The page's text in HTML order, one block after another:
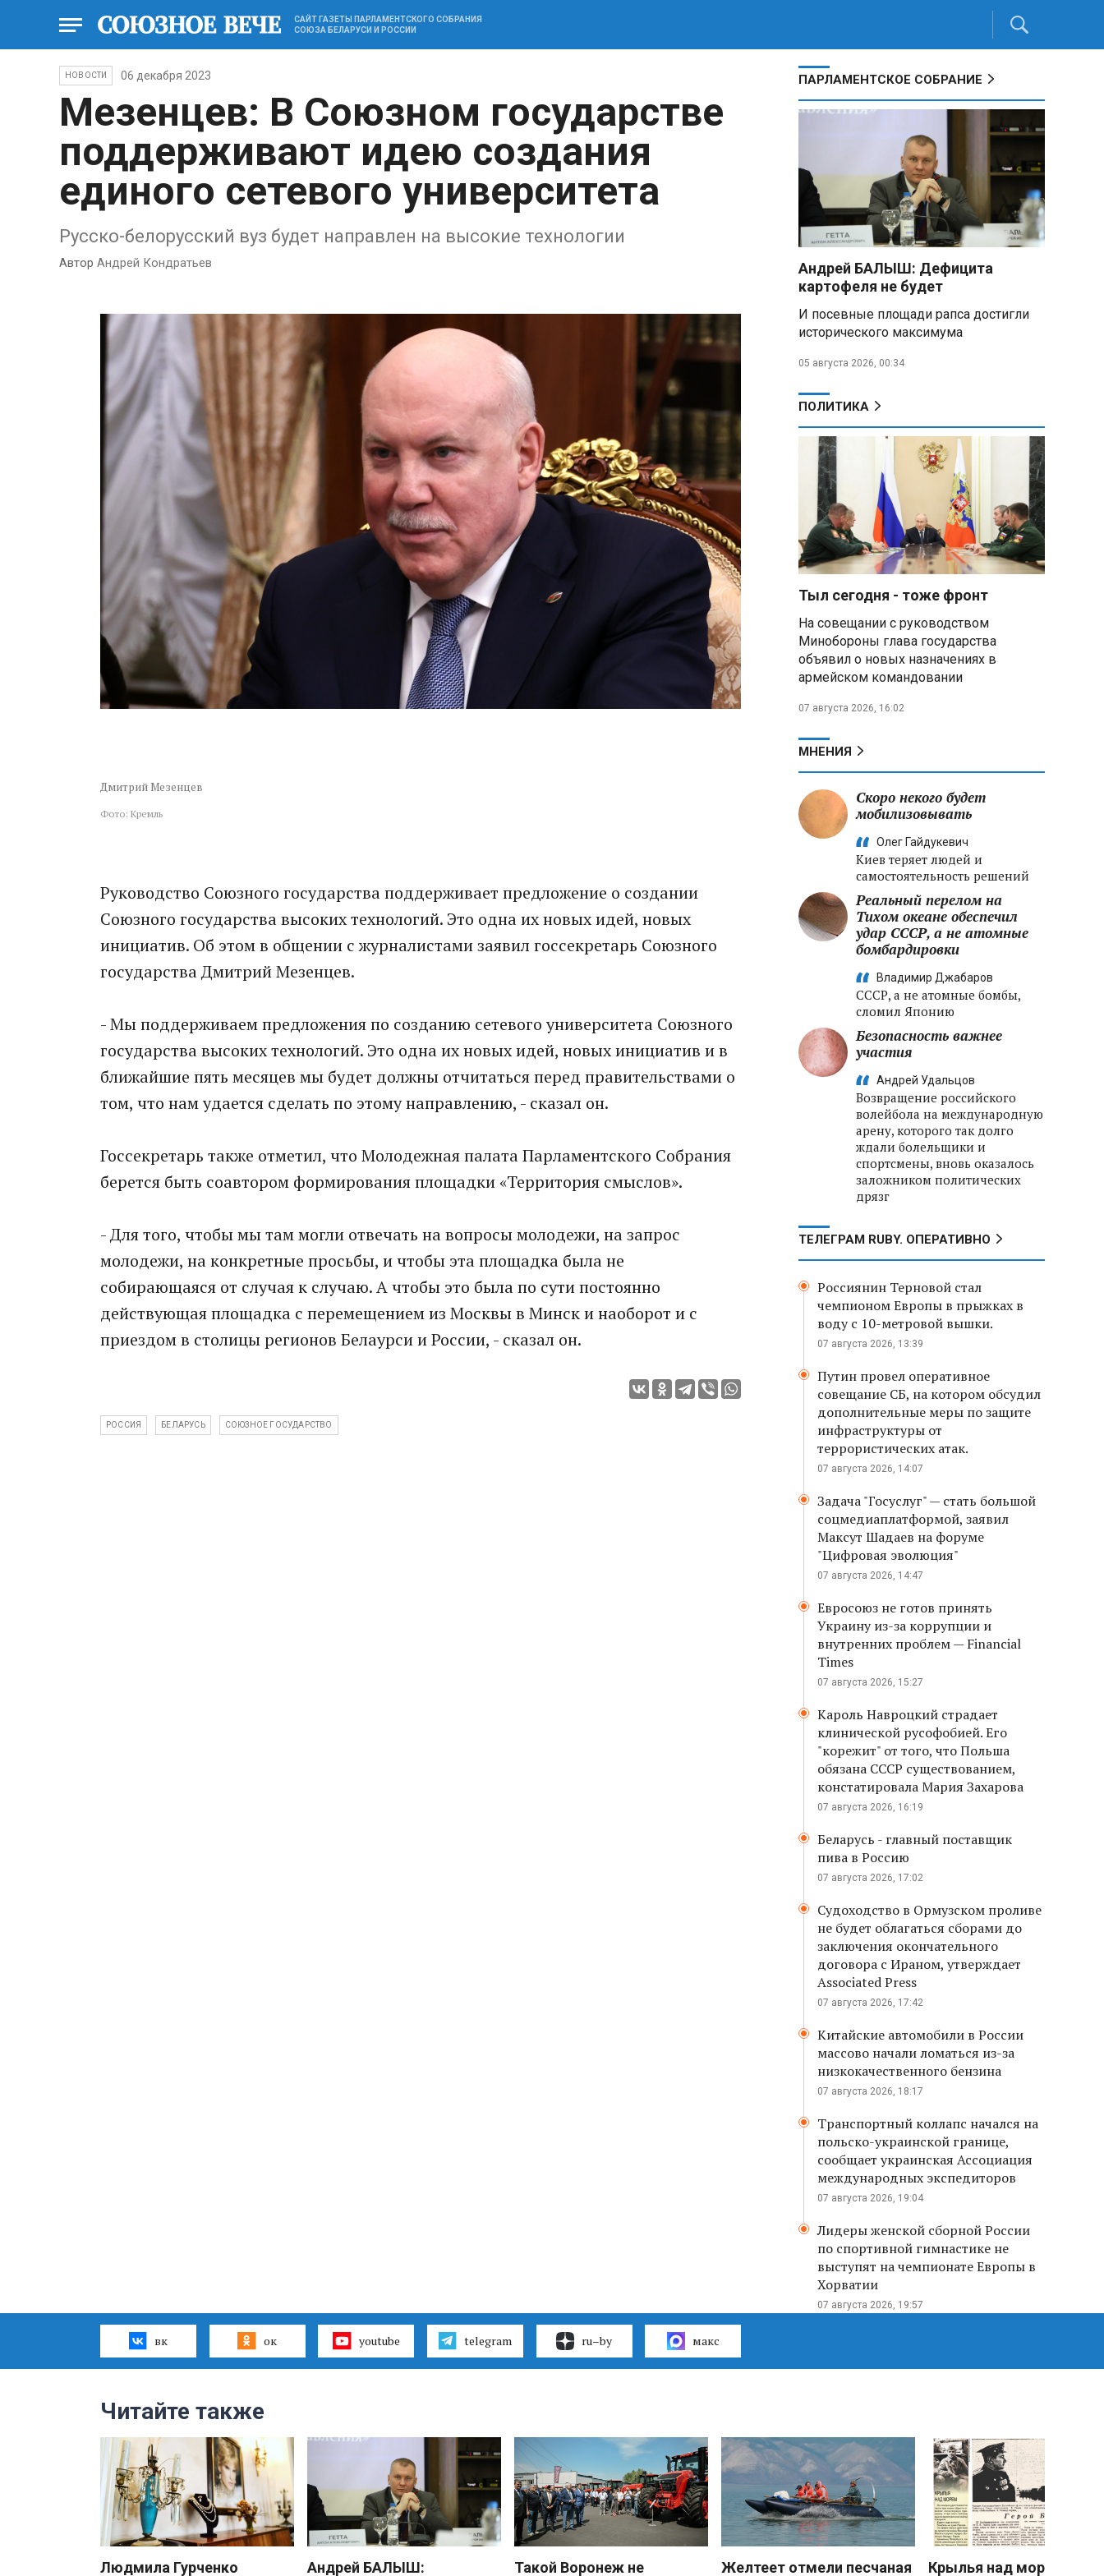
САЙТ ГАЗЕТЫ ПАРЛАМЕНТСКОГО СОБРАНИЯ
СОЮЗА БЕЛАРУСИ И РОССИИ
НОВОСТИ 06 декабря 2023
Мезенцев: В Союзном государстве
поддерживают идею создания
единого сетевого университета
Русско-белорусский вуз будет направлен на высокие технологии
Автор Андрей Кондратьев
Дмитрий Мезенцев
Фото: Кремль
Руководство Союзного государства поддерживает предложение о создании
Союзного государства высоких технологий. Это одна их новых идей, новых
инициатив. Об этом в общении с журналистами заявил госсекретарь Союзного
государства Дмитрий Мезенцев.
- Мы поддерживаем предложения по созданию сетевого университета Союзного
государства высоких технологий. Это одна их новых идей, новых инициатив и в
ближайшие пять месяцев мы будет должны отчитаться перед правительствами о
том, что нам удается сделать по этому направлению, - сказал он.
Госсекретарь также отметил, что Молодежная палата Парламентского Собрания
берется быть соавтором формирования площадки «Территория смыслов».
- Для того, чтобы мы там могли отвечать на вопросы молодежи, на запрос
молодежи, на конкретные просьбы, и чтобы эта площадка была не
собирающаяся от случая к случаю. А чтобы это была по сути постоянно
действующая площадка с перемещением из Москвы в Минск и наоборот и с
приездом в столицы регионов Белаурси и России, - сказал он.
РОССИЯ БЕЛАРУСЬ СОЮЗНОЕ ГОСУДАРСТВО
ПАРЛАМЕНТСКОЕ СОБРАНИЕ
Андрей БАЛЫШ: Дефицита
картофеля не будет
И посевные площади рапса достигли
исторического максимума
05 августа 2026, 00:34
ПОЛИТИКА
Тыл сегодня - тоже фронт
На совещании с руководством
Минобороны глава государства
объявил о новых назначениях в
армейском командовании
07 августа 2026, 16:02
МНЕНИЯ
Скоро некого будет
мобилизовывать
Олег Гайдукевич
Киев теряет людей и
самостоятельность решений
Реальный перелом на
Тихом океане обеспечил
удар СССР, а не атомные
бомбардировки
Владимир Джабаров
СССР, а не атомные бомбы,
сломил Японию
Безопасность важнее
участия
Андрей Удальцов
Возвращение российского
волейбола на международную
арену, которого так долго
ждали болельщики и
спортсмены, вновь оказалось
заложником политических
дрязг
ТЕЛЕГРАМ RUBY. ОПЕРАТИВНО
Россиянин Терновой стал
чемпионом Европы в прыжках в
воду с 10-метровой вышки.
07 августа 2026, 13:39
Путин провел оперативное
совещание СБ, на котором обсудил
дополнительные меры по защите
инфраструктуры от
террористических атак.
07 августа 2026, 14:07
Задача "Госуслуг" — стать большой
соцмедиаплатформой, заявил
Максут Шадаев на форуме
"Цифровая эволюция"
07 августа 2026, 14:47
Евросоюз не готов принять
Украину из-за коррупции и
внутренних проблем — Financial
Times
07 августа 2026, 15:27
Кароль Навроцкий страдает
клинической русофобией. Его
"корежит" от того, что Польша
обязана СССР существованием,
констатировала Мария Захарова
07 августа 2026, 16:19
Беларусь - главный поставщик
пива в Россию
07 августа 2026, 17:02
Судоходство в Ормузском проливе
не будет облагаться сборами до
заключения окончательного
договора с Ираном, утверждает
Associated Press
07 августа 2026, 17:42
Китайские автомобили в России
массово начали ломаться из-за
низкокачественного бензина
07 августа 2026, 18:17
Транспортный коллапс начался на
польско-украинской границе,
сообщает украинская Ассоциация
международных экспедиторов
07 августа 2026, 19:04
Лидеры женской сборной России
по спортивной гимнастике не
выступят на чемпионате Европы в
Хорватии
07 августа 2026, 19:57
вк ок youtube telegram ru–by макс
Читайте также
Людмила Гурченко Андрей БАЛЫШ: Такой Воронеж не Желтеет отмели песчаная Крылья над морем